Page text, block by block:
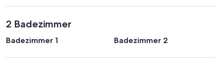
2 Badezimmer
Badezimmer 1 Badezimmer 2